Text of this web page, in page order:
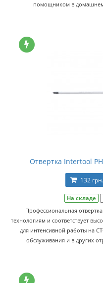
помощником в домашнем
Отвертка Intertool
132 грн.
На складе
Профессиональная
технологиям и соответствует
для интенсивной работы на
обслуживания и в других